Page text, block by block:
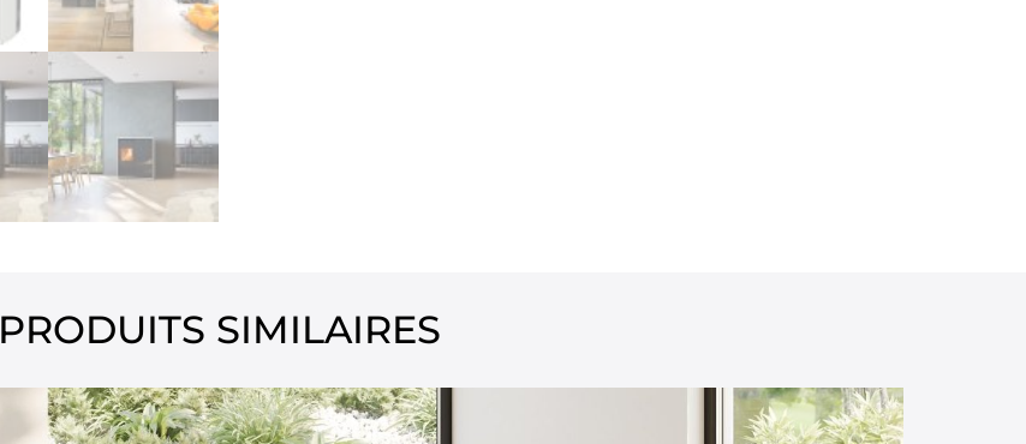
PRODUITS SIMILAIRES